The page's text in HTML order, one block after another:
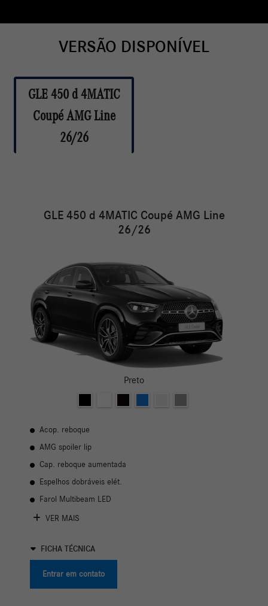
VERSÃO DISPONÍVEL
GLE 450 d 4MATIC
Coupé AMG Line
26/26
GLE 450 d 4MATIC Coupé AMG Line
26/26
Preto
Acop. reboque
AMG spoiler lip
Cap. reboque aumentada
Espelhos dobráveis elét.
Farol Multibeam LED
VER MAIS
FICHA TÉCNICA
Entrar em contato